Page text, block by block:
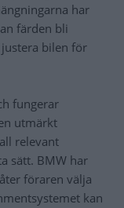
har
färden bli
bilen för
fungerar
utmärkt
relevant
sätt. BMW har
föraren välja
kan